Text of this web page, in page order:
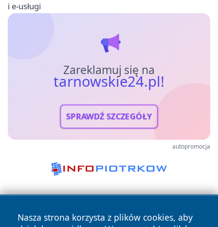
i e-usługi
Zareklamuj się na
tarnowskie24.pl!
SPRAWDŹ SZCZEGÓŁY
autopromocja
Nasza strona korzysta z plików cookies, aby